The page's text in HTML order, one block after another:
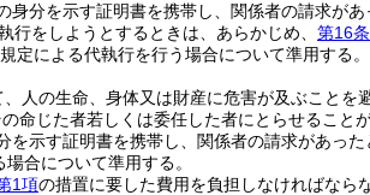
身分を示す証明書を携帯し、関係者の請求が
行をしようとするときは、あらかじめ、 第16条
定による代執行を行う場合について準用する。
人の生命、身体又は財産に危害が及ぶこと
命じた者若しくは委任した者にとらせることが
示す証明書を携帯し、関係者の請求があった
合について準用する。
1項の措置に要した費用を負担しなければならな